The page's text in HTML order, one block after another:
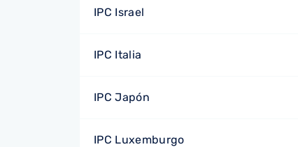
IPC Israel
IPC Italia
IPC Japón
IPC Luxemburgo